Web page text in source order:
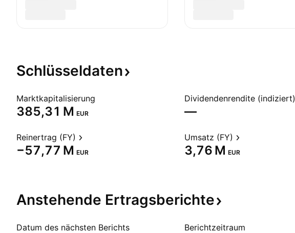
Schlüsseldaten
Marktkapitalisierung
‪385,31 M‬ EUR
Dividendenrendite (indiziert)
—
Reinertrag (FY)
‪−57,77 M‬ EUR
Umsatz (FY)
‪3,76 M‬ EUR
Anstehende Ertragsberichte
Datum des nächsten Berichts Berichtzeitraum